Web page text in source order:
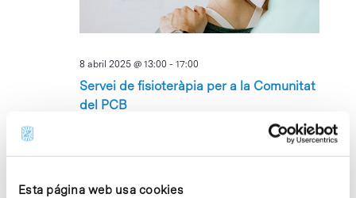
Esta página web usa cookies
Servei de fisioteràpia per a la Comunitat
del PCB
8 abril 2025 @ 13:00 -17:00
Parc Científic de Barcelona, Recepció Cluster IIAv. Dr.
JUE